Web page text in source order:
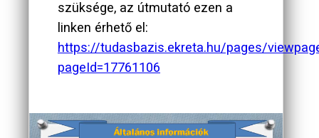
szüksége, az útmutató ezen a
linken érhető el:
https://tudasbazis.ekreta.hu/pages/
pageId=17761106